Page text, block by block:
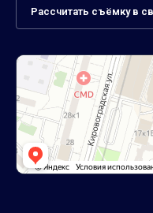
Рассчитать съёмку в